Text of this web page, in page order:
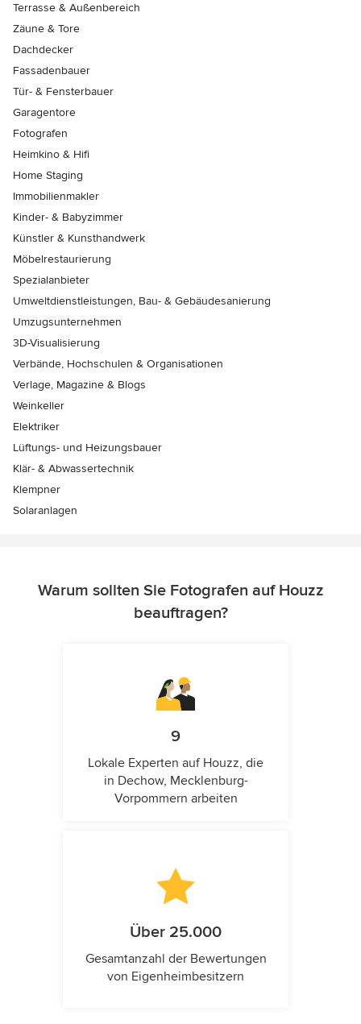
Terrasse & Außenbereich
Zäune & Tore
Dachdecker
Fassadenbauer
Tür- & Fensterbauer
Garagentore
Fotografen
Heimkino & Hifi
Home Staging
Immobilienmakler
Kinder- & Babyzimmer
Künstler & Kunsthandwerk
Möbelrestaurierung
Spezialanbieter
Umweltdienstleistungen, Bau- & Gebäudesanierung
Umzugsunternehmen
3D-Visualisierung
Verbände, Hochschulen & Organisationen
Verlage, Magazine & Blogs
Weinkeller
Elektriker
Lüftungs- und Heizungsbauer
Klär- & Abwassertechnik
Klempner
Solaranlagen
Warum sollten Sie Fotografen auf Houzz
beauftragen?
9
Lokale Experten auf Houzz, die
in Dechow, Mecklenburg-
Vorpommern arbeiten
Über 25.000
Gesamtanzahl der Bewertungen
von Eigenheimbesitzern